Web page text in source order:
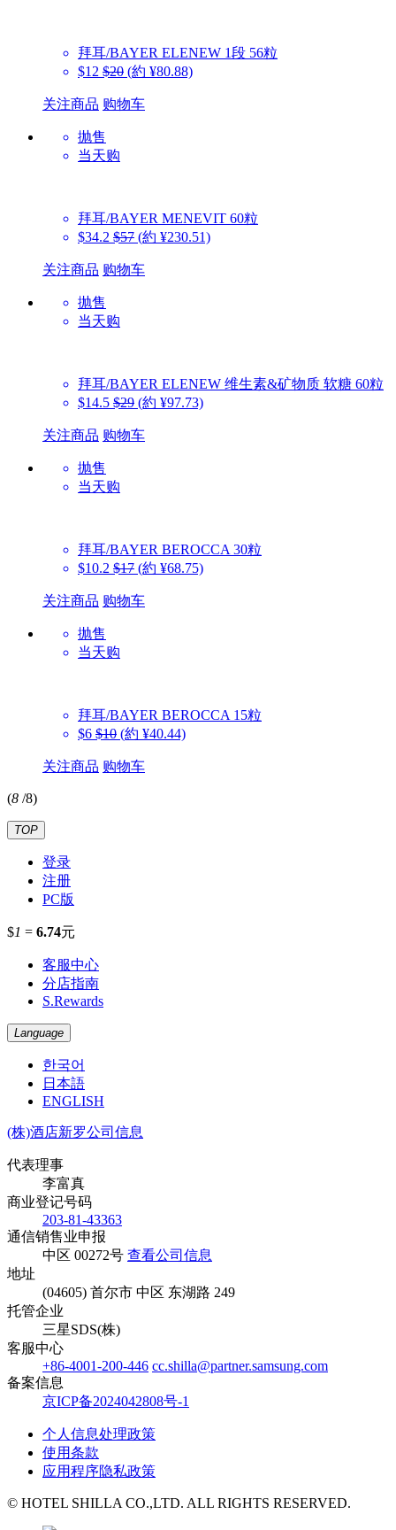
拜耳/BAYER ELENEW 1段 56粒
$12 $20 (約 ¥80.88)
关注商品 购物车
抛售
当天购
拜耳/BAYER MENEVIT 60粒
$34.2 $57 (約 ¥230.51)
关注商品 购物车
抛售
当天购
拜耳/BAYER ELENEW 维生素&矿物质 软糖 60粒
$14.5 $29 (約 ¥97.73)
关注商品 购物车
抛售
当天购
拜耳/BAYER BEROCCA 30粒
$10.2 $17 (約 ¥68.75)
关注商品 购物车
抛售
当天购
拜耳/BAYER BEROCCA 15粒
$6 $10 (約 ¥40.44)
关注商品 购物车
(8 /8)
TOP
登录
注册
PC版
$1 = 6.74元
客服中心
分店指南
S.Rewards
Language
한국어
日本語
ENGLISH
(株)酒店新罗公司信息
代表理事
李富真
商业登记号码
203-81-43363
通信销售业申报
中区 00272号 查看公司信息
地址
(04605) 首尔市 中区 东湖路 249
托管企业
三星SDS(株)
客服中心
+86-4001-200-446 cc.shilla@partner.samsung.com
备案信息
京ICP备2024042808号-1
个人信息处理政策
使用条款
应用程序隐私政策
© HOTEL SHILLA CO.,LTD. ALL RIGHTS RESERVED.